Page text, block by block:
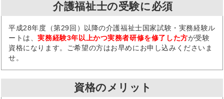
介護福祉士の受験に必須
平成28年度（第29回）以降の介護福祉士国家試験・実務経験ル
ートは、実務経験3年以上かつ実務者研修を修了した方が受験
資格になります。ご希望の方はお早めにお申し込みくださいま
せ。
資格のメリット